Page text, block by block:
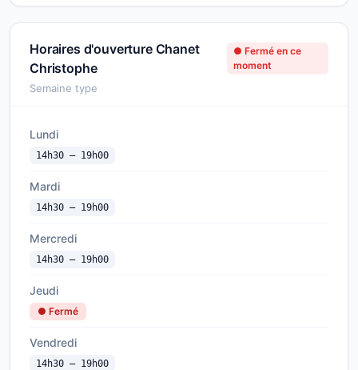
Horaires d'ouverture Chanet
Christophe
● Fermé en ce
moment
Semaine type
Lundi
14h30 — 19h00
Mardi
14h30 — 19h00
Mercredi
14h30 — 19h00
Jeudi
● Fermé
Vendredi
14h30 — 19h00